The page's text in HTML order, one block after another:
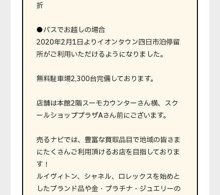
折
●バスでお越しの場合
2020年2月1日よりイオンタウン四日市泊停留
所がご利用いただけるようになりました。
無料駐車場2,300台完備しております。
店舗は本館2階スーモカウンターさん横、スク
ールショッププラザAさん前にございます。
売るナビでは、豊富な買取品目で地域の皆さま
にたくさんご利用頂けるお店を目指しておりま
す！
ルイヴィトン、シャネル、ロレックスを始めと
したブランド品や金・プラチナ・ジュエリーの